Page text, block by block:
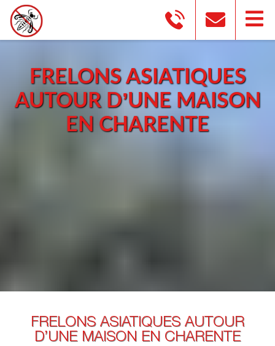
FRELONS ASIATIQUES
AUTOUR D’UNE MAISON
EN CHARENTE
FRELONS ASIATIQUES AUTOUR
D’UNE MAISON EN CHARENTE